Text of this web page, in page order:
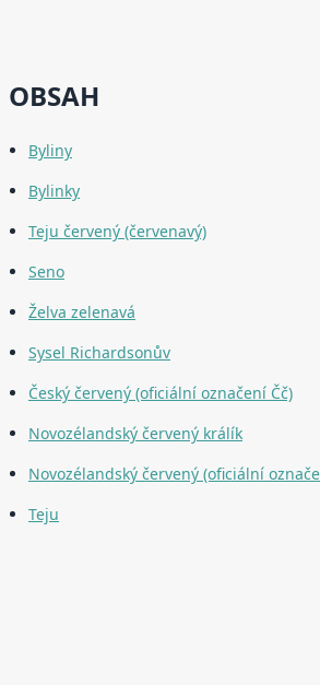
OBSAH
Byliny
Bylinky
Teju červený (červenavý)
Seno
Želva zelenavá
Sysel Richardsonův
Český červený (oficiální označení Čč)
Novozélandský červený králík
Novozélandský červený (oficiální
Teju